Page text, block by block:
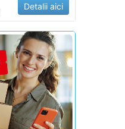
Detalii aici